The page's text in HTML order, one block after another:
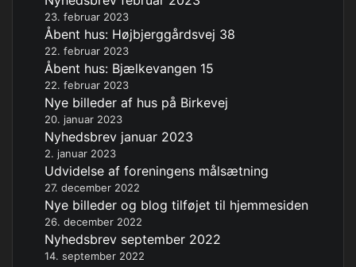
23. februar 2023
Åbent hus: Højbjerggårdsvej 38
22. februar 2023
Åbent hus: Bjælkevangen 15
22. februar 2023
Nye billeder af hus på Birkevej
20. januar 2023
Nyhedsbrev januar 2023
2. januar 2023
Udvidelse af foreningens målsætning
27. december 2022
Nye billeder og blog tilføjet til hjemmesiden
26. december 2022
Nyhedsbrev september 2022
14. september 2022